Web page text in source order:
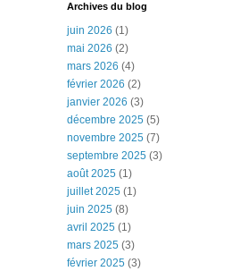
Archives du blog
juin 2026 (1)
mai 2026 (2)
mars 2026 (4)
février 2026 (2)
janvier 2026 (3)
décembre 2025 (5)
novembre 2025 (7)
septembre 2025 (3)
août 2025 (1)
juillet 2025 (1)
juin 2025 (8)
avril 2025 (1)
mars 2025 (3)
février 2025 (3)